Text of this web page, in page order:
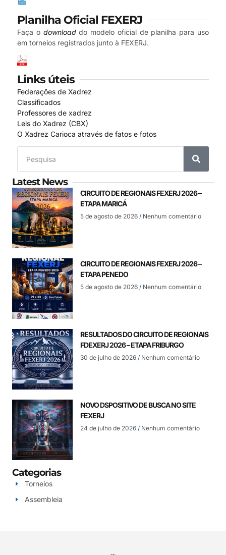
Planilha Oficial FEXERJ
Faça o downloaddo modelo oficial de planilha para uso
em torneios registrados junto à FEXERJ.
Links úteis
Federações de Xadrez
Classificados
Professores de xadrez
Leis do Xadrez (CBX)
O Xadrez Carioca através de fatos e fotos
Latest News
CIRCUITO DE REGIONAIS FEXERJ 2026 –
ETAPA MARICÁ
5 de agosto de 2026 Nenhum comentário
CIRCUITO DE REGIONAIS FEXERJ 2026 –
ETAPA PENEDO
5 de agosto de 2026 Nenhum comentário
RESULTADOS DO CIRCUITO DE REGIONAIS
FDEXERJ 2026 – ETAPA FRIBURGO
30 de julho de 2026 Nenhum comentário
NOVO DSPOSITIVO DE BUSCA NO SITE
FEXERJ
24 de julho de 2026 Nenhum comentário
Categorias
Torneios
Assembleia